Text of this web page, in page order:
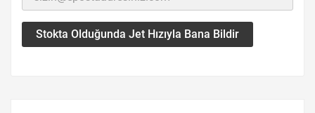
Stokta Olduğunda Jet Hızıyla Bana Bildir